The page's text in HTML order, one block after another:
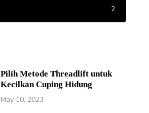
Pilih Metode Threadlift untuk
Kecilkan Cuping Hidung
May 10, 2023
2